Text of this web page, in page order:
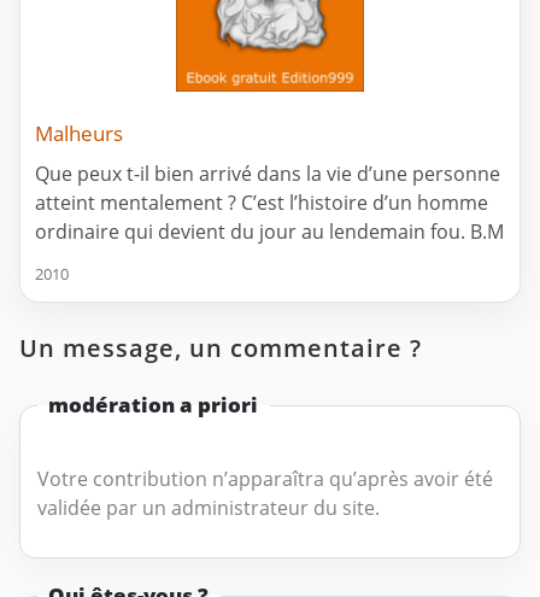
Malheurs
Que peux t-il bien arrivé dans la vie d’une personne
atteint mentalement ? C’est l’histoire d’un homme
ordinaire qui devient du jour au lendemain fou. B.M
2010
Un message, un commentaire ?
modération a priori
Votre contribution n’apparaîtra qu’après avoir été
validée par un administrateur du site.